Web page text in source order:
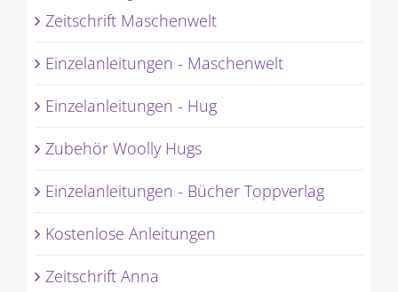
Zeitschrift Maschenwelt
Einzelanleitungen - Maschenwelt
Einzelanleitungen - Hug
Zubehör Woolly Hugs
Einzelanleitungen - Bücher Toppverlag
Kostenlose Anleitungen
Zeitschrift Anna